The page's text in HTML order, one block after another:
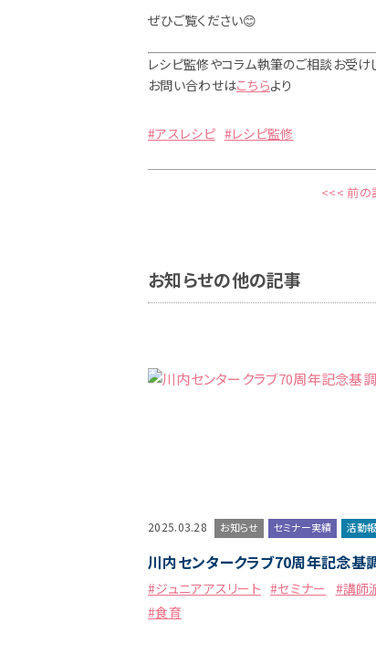
ぜひご覧ください😊
レシピ監修やコラム執筆のご相談お受け
お問い合わせはこちらより
#アスレシピ #レシピ監修
<<< 前の
お知らせの他の記事
2025.03.28 お知らせ セミナー実績 活動
川内センタークラブ70周年記念基
#ジュニアアスリート #セミナー
#講師
#食育